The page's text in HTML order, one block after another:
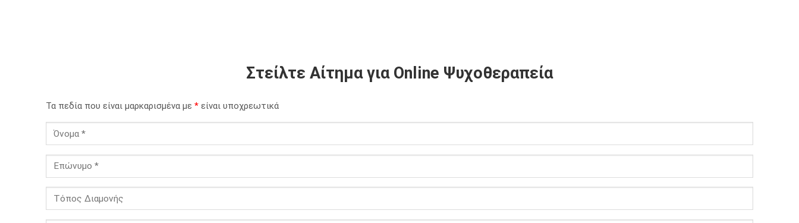
Στείλτε Αίτημα για Online Ψυχοθεραπεία
Τα πεδία που είναι μαρκαρισμένα με * είναι υποχρεωτικά